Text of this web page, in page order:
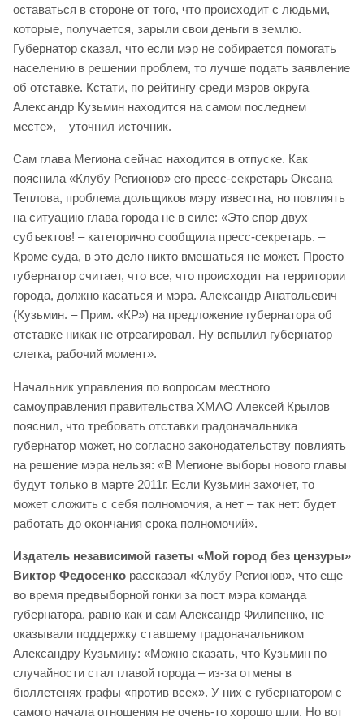
оставаться в стороне от того, что происходит с людьми,
которые, получается, зарыли свои деньги в землю.
Губернатор сказал, что если мэр не собирается помогать
населению в решении проблем, то лучше подать заявление
об отставке. Кстати, по рейтингу среди мэров округа
Александр Кузьмин находится на самом последнем
месте», – уточнил источник.
Сам глава Мегиона сейчас находится в отпуске. Как
пояснила «Клубу Регионов» его пресс-секретарь Оксана
Теплова, проблема дольщиков мэру известна, но повлиять
на ситуацию глава города не в силе: «Это спор двух
субъектов! – категорично сообщила пресс-секретарь. –
Кроме суда, в это дело никто вмешаться не может. Просто
губернатор считает, что все, что происходит на территории
города, должно касаться и мэра. Александр Анатольевич
(Кузьмин. – Прим. «КР») на предложение губернатора об
отставке никак не отреагировал. Ну вспылил губернатор
слегка, рабочий момент».
Начальник управления по вопросам местного
самоуправления правительства ХМАО Алексей Крылов
пояснил, что требовать отставки градоначальника
губернатор может, но согласно законодательству повлиять
на решение мэра нельзя: «В Мегионе выборы нового главы
будут только в марте 2011г. Если Кузьмин захочет, то
может сложить с себя полномочия, а нет – так нет: будет
работать до окончания срока полномочий».
Издатель независимой газеты «Мой город без цензуры»
Виктор Федосенко рассказал «Клубу Регионов», что еще
во время предвыборной гонки за пост мэра команда
губернатора, равно как и сам Александр Филипенко, не
оказывали поддержку ставшему градоначальником
Александру Кузьмину: «Можно сказать, что Кузьмин по
случайности стал главой города – из-за отмены в
бюллетенях графы «против всех». У них с губернатором с
самого начала отношения не очень-то хорошо шли. Но вот